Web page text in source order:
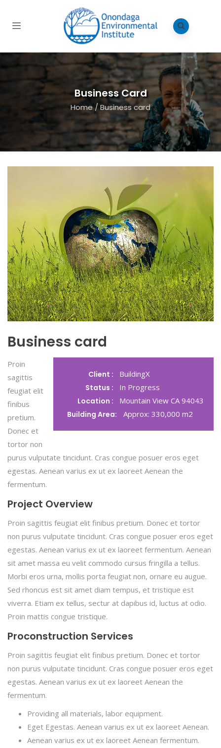
Business Card
Home/Business card
Business card
Client :
BuildingX
Status :
In Progress
Location :
Mountain View CA 94043
Building Area:
Approx: 330,000 m2
Proin
sagittis
feugiat elit
finibus
pretium.
Donec et
tortor non
purus vulputate tincidunt. Cras congue posuer eros eget
egestas. Aenean varius ex ut ex laoreet Aenean the
fermentum.
Project Overview
Proin sagittis feugiat elit finibus pretium. Donec et tortor
non purus vulputate tincidunt. Cras congue posuer eros eget
egestas. Aenean varius ex ut ex laoreet fermentum. Aenean
sit amet massa eu velit commodo cursus fringilla a tellus.
Morbi eros urna, mollis porta feugiat non, ornare eu augue.
Sed rhoncus est sit amet diam tempus, et tristique est
viverra. Etiam ex tellus, sectur at dapibus id, luctus at odio.
Proin mattis congue tristique.
Proconstruction Services
Proin sagittis feugiat elit finibus pretium. Donec et tortor
non purus vulputate tincidunt. Cras congue posuer eros eget
egestas. Aenean varius ex ut ex laoreet Aenean the
fermentum.
Providing all materials, labor equipment.
Eget Egestas. Aenean varius ex ut ex laoreet Aenean.
Aenean varius ex ut ex laoreet Aenean fermentum.